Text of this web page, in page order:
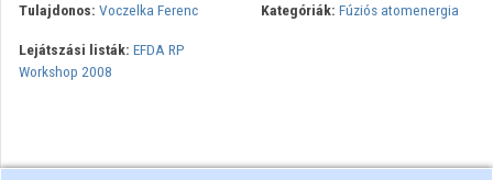
Tulajdonos: Voczelka Ferenc Kategóriák: Fúziós atomenergia
Lejátszási listák: EFDA RP
Workshop 2008